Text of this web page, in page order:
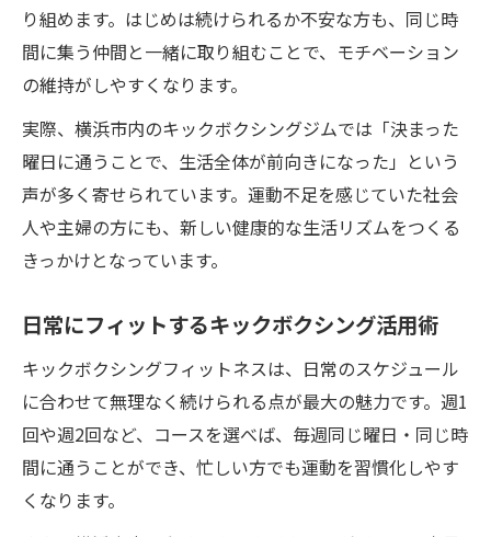
り組めます。はじめは続けられるか不安な方も、同じ時
間に集う仲間と一緒に取り組むことで、モチベーション
の維持がしやすくなります。
実際、横浜市内のキックボクシングジムでは「決まった
曜日に通うことで、生活全体が前向きになった」という
声が多く寄せられています。運動不足を感じていた社会
人や主婦の方にも、新しい健康的な生活リズムをつくる
きっかけとなっています。
日常にフィットするキックボクシング活用術
キックボクシングフィットネスは、日常のスケジュール
に合わせて無理なく続けられる点が最大の魅力です。週1
回や週2回など、コースを選べば、毎週同じ曜日・同じ時
間に通うことができ、忙しい方でも運動を習慣化しやす
くなります。